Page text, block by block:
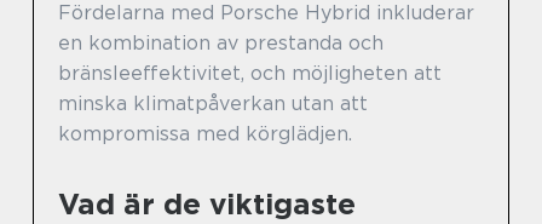
Fördelarna med Porsche Hybrid inkluderar
en kombination av prestanda och
bränsleeffektivitet, och möjligheten att
minska klimatpåverkan utan att
kompromissa med körglädjen.
Vad är de viktigaste